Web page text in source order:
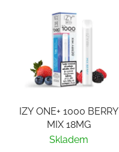
IZY ONE+ 1000 BERRY
MIX 18MG
Skladem